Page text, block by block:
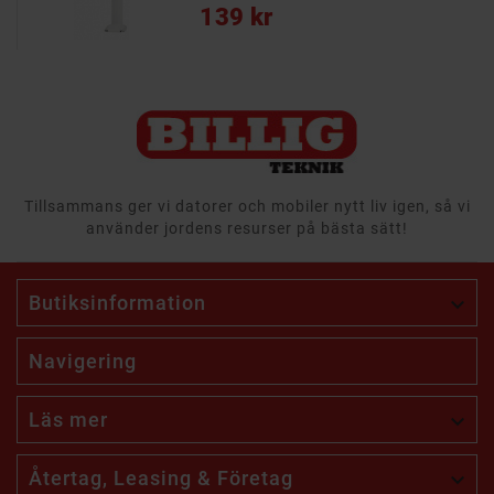
139 kr
Pris
Tillsammans ger vi datorer och mobiler nytt liv igen, så vi
använder jordens resurser på bästa sätt!
Butiksinformation 
Navigering
Läs mer 
Återtag, Leasing & Företag 